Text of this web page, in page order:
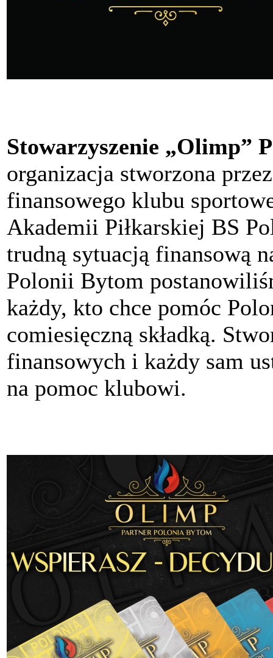
Stowarzyszenie „Olimp”
organizacja stworzona
finansowego klubu
Akademii Piłkarskiej BS
trudną sytuacją finansową
Polonii Bytom
każdy, kto chce pomóc
comiesięczną składką.
finansowych i każdy sam
na pomoc klubowi.